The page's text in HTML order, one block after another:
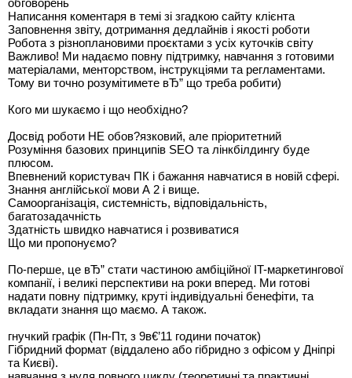
обговорень
Написання коментаря в темі зі згадкою сайту клієнта
Заповнення звіту, дотримання дедлайнів і якості роботи
Робота з різноплановими проєктами з усіх куточків світу
Важливо! Ми надаємо повну підтримку, навчання з готовими
матеріалами, менторством, інструкціями та регламентами.
Тому ви точно розумітимете вЂ” що треба робити)
Кого ми шукаємо і що необхідно?
Досвід роботи НЕ обов?язковий, але пріоритетний
Розуміння базових принципів SEO та лінкбілдингу буде
плюсом.
Впевнений користувач ПК і бажання навчатися в новій сфері.
Знання англійської мови А 2 і вище.
Самоорганізація, системність, відповідальність,
багатозадачність
Здатність швидко навчатися і розвиватися
Що ми пропонуємо?
По-перше, це вЂ” стати частиною амбіційної IT-маркетингової
компанії, і великі перспективи на роки вперед. Ми готові
надати повну підтримку, круті індивідуальні бенефіти, та
вкладати знання що маємо. А також.
гнучкий графік (Пн-Пт, з 9в€’11 години початок)
Гібридний формат (віддалено або гібридно з офісом у Дніпрі
та Києві).